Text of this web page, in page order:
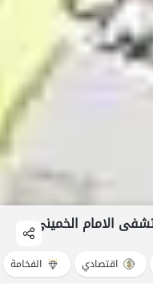
الامام الخمینی
اقتصادي الفخامة